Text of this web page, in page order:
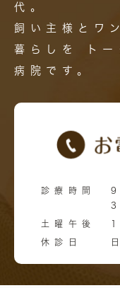
代。
飼い主様とワ
暮らしを
トー
病院です。
診療時間
土曜午後
休診日